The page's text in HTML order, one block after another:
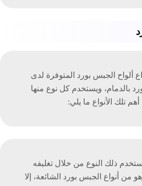
ألواح الجبس بورد المتوفرة لدى
بالدمام، ويستخدم كل نوع منها
تلك الأنواع ما يلي:
ذلك النوع من خلال تغليفه
من أنواع الجبس بورد الشائعة، إلا